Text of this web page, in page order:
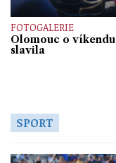
FOTOGALERIE
Olomouc o víkendu
slavila
SPORT